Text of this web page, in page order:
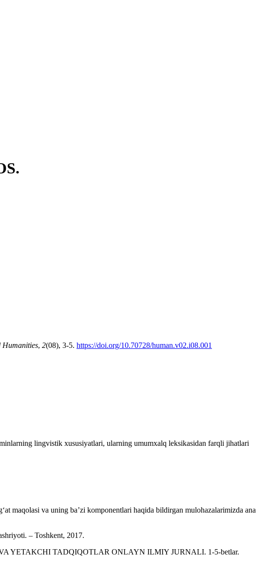
Humanities, 2(08), 3-5. https://doi.org/10.70728/human.v02.i08.001
lingvistik xususiyatlari, ularning umumxalq leksikasidan farqli jihatlari
maqolasi va uning ba’zi komponentlari haqida bildirgan mulohazalarimizda ana
– Toshkent, 2017.
VA YETAKCHI TADQIQOTLAR ONLAYN ILMIY JURNALI. 1-5-betlar.